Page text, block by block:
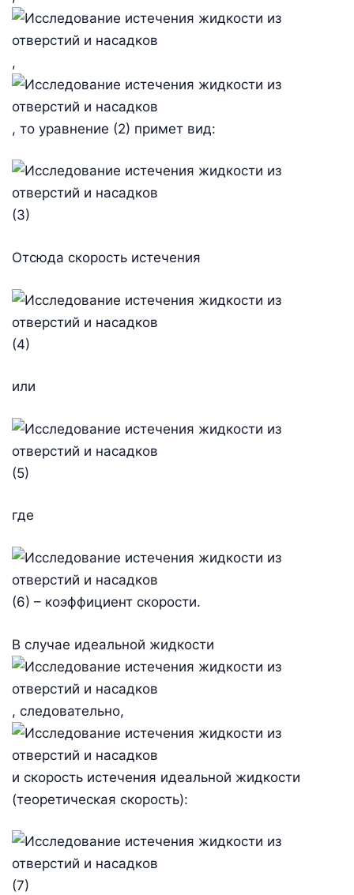
,
, то уравнение (2) примет вид:
(3)
Отсюда скорость истечения
(4)
или
(5)
где
(6) – коэффициент скорости.
В случае идеальной жидкости
, следовательно,
и скорость истечения идеальной жидкости
(теоретическая скорость):
(7)